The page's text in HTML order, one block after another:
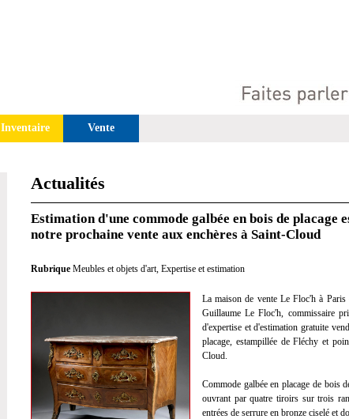
Inventaire Vente
Actualités
Estimation d'une commode galbée en bois de placage
notre prochaine vente aux enchères à Saint-Cloud
Rubrique Meubles et objets d'art, Expertise et estimation
La maison de vente Le Floc'h à
Guillaume Le Floc'h, commissaire
d'expertise et d'estimation gratuite
placage, estampillée de Fléchy et
Cloud.
Commode galbée en placage de bois
ouvrant par quatre tiroirs sur trois
entrées de serrure en bronze ciselé et